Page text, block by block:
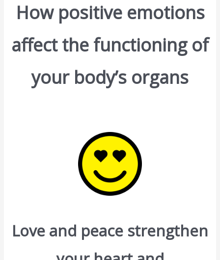
How positive emotions
affect the functioning of
your body’s organs
Love and peace strengthen